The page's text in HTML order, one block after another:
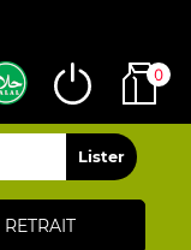
RETRAIT
0